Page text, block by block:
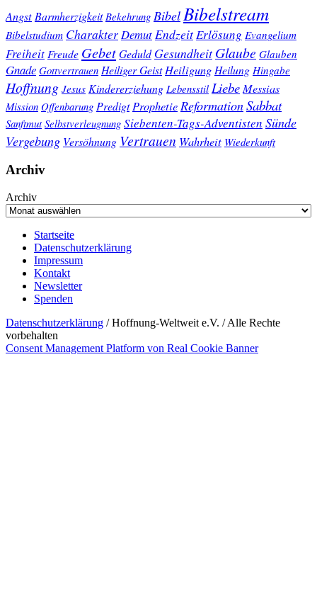
Angst Barmherzigkeit Bekehrung Bibel Bibelstream
Bibelstudium Charakter Demut EndzeitErlösung Evangelium
Freiheit Freude GebetGeduld Gesundheit Glaube Glauben
Gnade Gottvertrauen Heiliger Geist Heiligung Heilung Hingabe
Hoffnung Jesus Kindererziehung Lebensstil Liebe Messias
Mission Offenbarung Predigt Prophetie ReformationSabbat
Sanftmut Selbstverleugnung Siebenten-Tags-Adventisten Sünde
Vergebung Versöhnung Vertrauen Wahrheit Wiederkunft
Archiv
Archiv
Startseite
Datenschutzerklärung
Impressum
Kontakt
Newsletter
Spenden
Datenschutzerklärung / Hoffnung-Weltweit e.V. / Alle Rechte
vorbehalten
Consent Management Platform von Real Cookie Banner